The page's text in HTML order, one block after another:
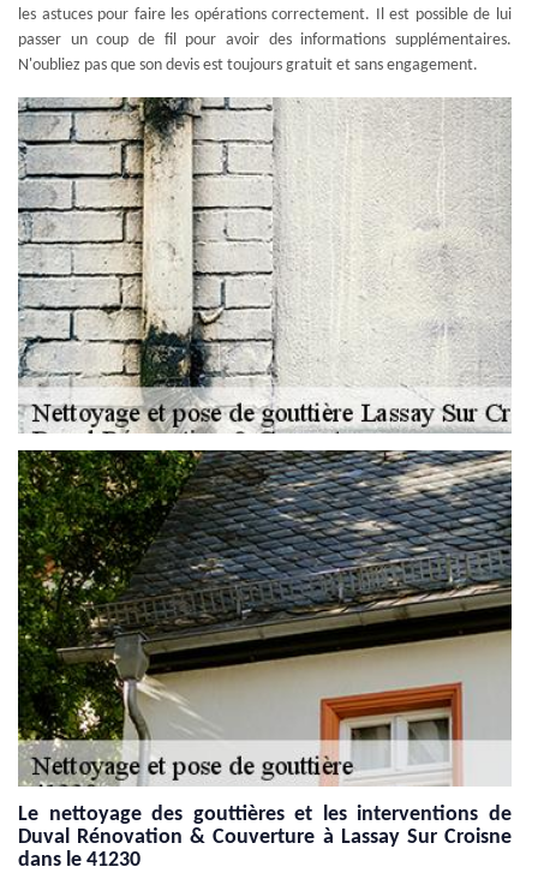
les astuces pour faire les opérations correctement. Il est possible de lui
passer un coup de fil pour avoir des informations supplémentaires.
N'oubliez pas que son devis est toujours gratuit et sans engagement.
Le nettoyage des gouttières et les interventions de
Duval Rénovation & Couverture à Lassay Sur Croisne
dans le 41230